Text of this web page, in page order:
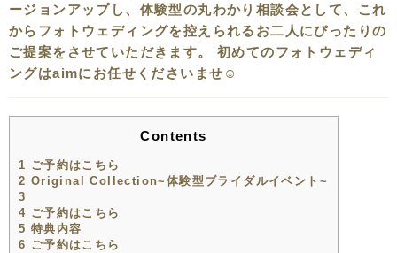
ージョンアップし、体験型の丸わかり相談会として、これ
からフォトウェディングを控えられるお二人にぴったりの
ご提案をさせていただきます。 初めてのフォトウェディ
ングはaimにお任せくださいませ☺️
Contents
1 ご予約はこちら
2 Original Collection~体験型ブライダルイベント~
3
4 ご予約はこちら
5 特典内容
6 ご予約はこちら